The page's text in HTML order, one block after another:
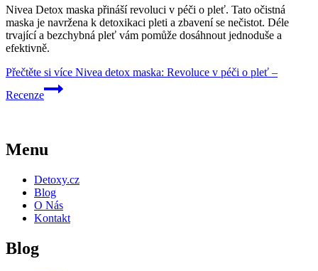
Nivea Detox maska přináší revoluci v péči o pleť. Tato očistná
maska je navržena k detoxikaci pleti a zbavení se nečistot. Déle
trvající a bezchybná pleť vám pomůže dosáhnout jednoduše a
efektivně.
Přečtěte si více Nivea detox maska: Revoluce v péči o pleť –
Recenze
Menu
Detoxy.cz
Blog
O Nás
Kontakt
Blog